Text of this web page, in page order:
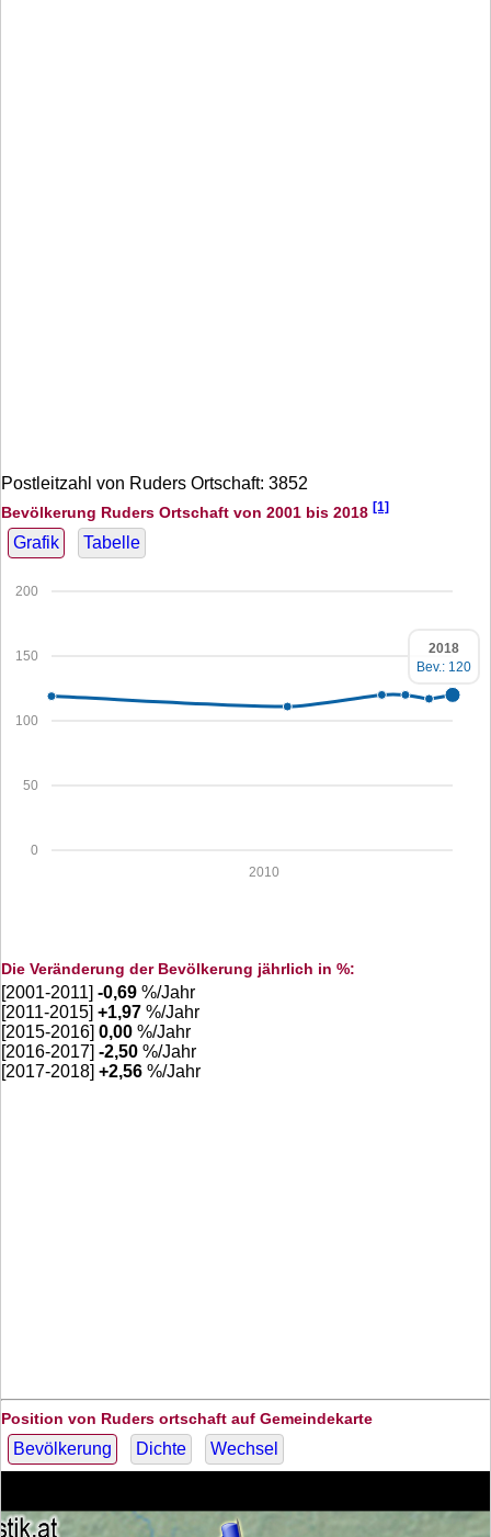
Postleitzahl von Ruders Ortschaft: 3852
Bevölkerung Ruders Ortschaft von 2001 bis 2018 [1]
Grafik Tabelle
0
50
100
150
200
2010
2018
Bev.: 120
Die Veränderung der Bevölkerung jährlich in %:
[2001-2011] -0,69 %/Jahr
[2011-2015] +1,97 %/Jahr
[2015-2016] 0,00 %/Jahr
[2016-2017] -2,50 %/Jahr
[2017-2018] +2,56 %/Jahr
Position von Ruders ortschaft auf Gemeindekarte
Bevölkerung Dichte Wechsel